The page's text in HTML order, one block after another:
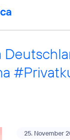
25. November